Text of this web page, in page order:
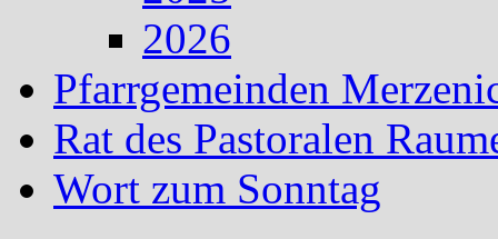
2026
Pfarrgemeinden
Rat des Pastoralen
Wort zum Sonntag